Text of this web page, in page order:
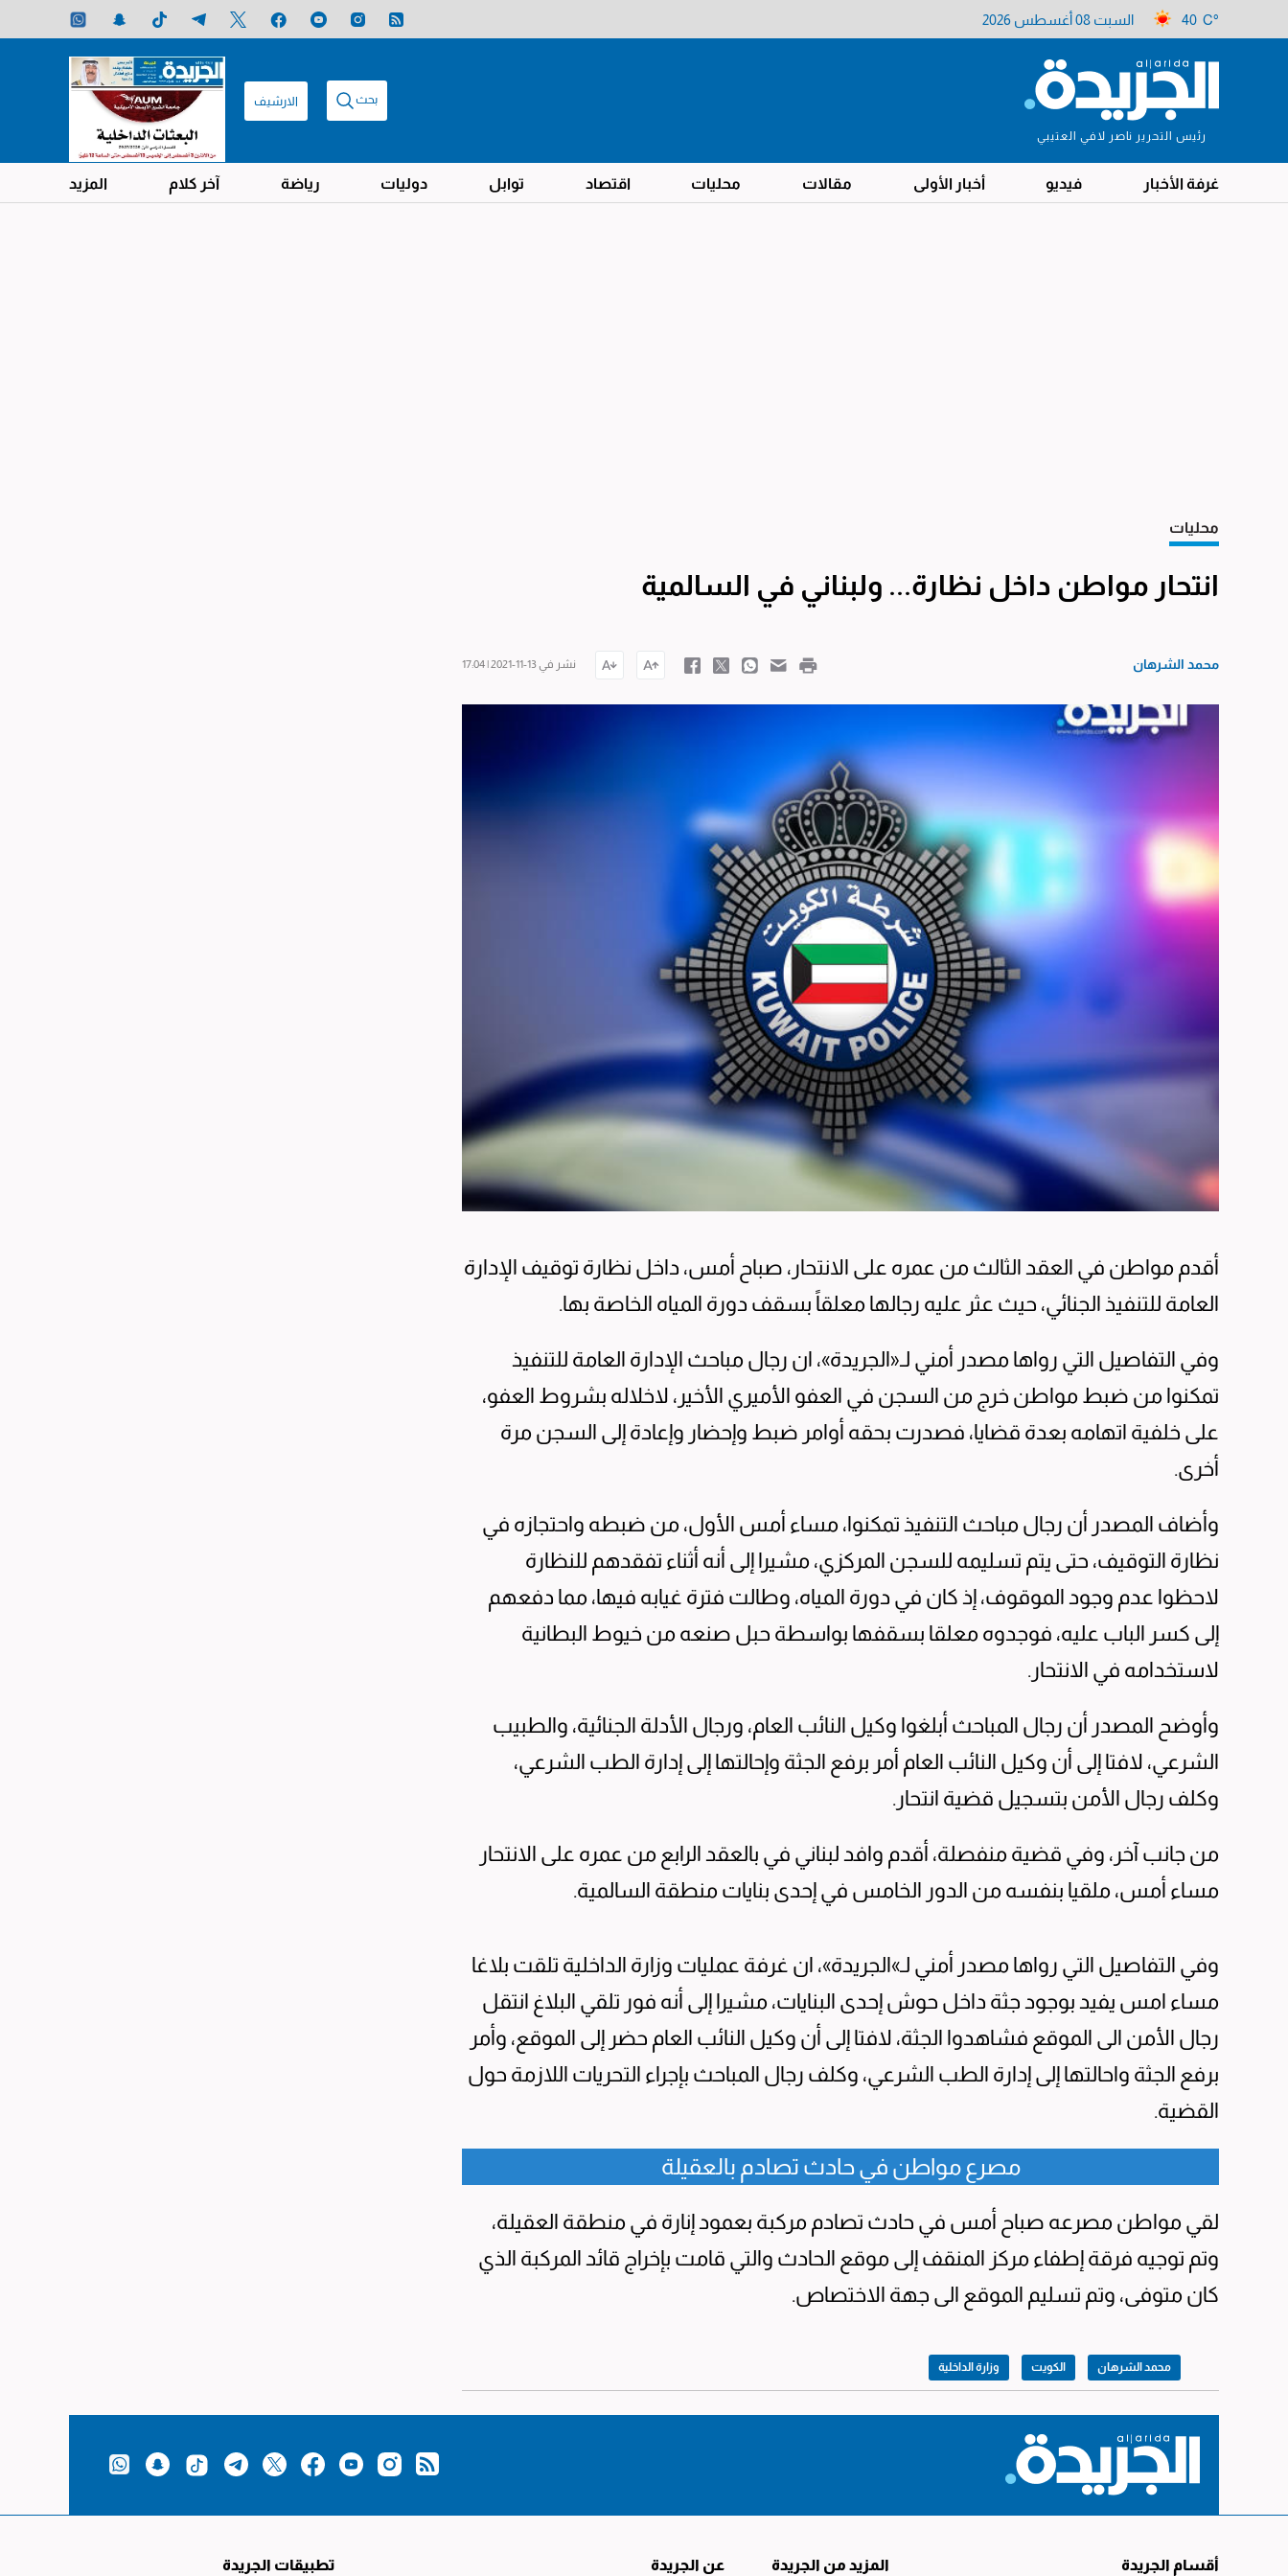
40 C° السبت 08 أغسطس 2026
رئيس التحرير ناصر لافي العتيبي
بحث الارشيف
غرفة الأخبار فيديو أخبار الأولى مقالات محليات اقتصاد توابل دوليات رياضة آخر كلام المزيد
محليات
انتحار مواطن داخل نظارة... ولبناني في السالمية
محمد الشرهان نشر في 13-11-2021 | 17:04
أقدم مواطن في العقد الثالث من عمره على الانتحار، صباح أمس، داخل نظارة توقيف الإدارة
العامة للتنفيذ الجنائي، حيث عثر عليه رجالها معلقاً بسقف دورة المياه الخاصة بها.
وفي التفاصيل التي رواها مصدر أمني لـ«الجريدة»، ان رجال مباحث الإدارة العامة للتنفيذ
تمكنوا من ضبط مواطن خرج من السجن في العفو الأميري الأخير، لاخلاله بشروط العفو،
على خلفية اتهامه بعدة قضايا، فصدرت بحقه أوامر ضبط وإحضار وإعادة إلى السجن مرة
أخرى.
وأضاف المصدر أن رجال مباحث التنفيذ تمكنوا، مساء أمس الأول، من ضبطه واحتجازه في
نظارة التوقيف، حتى يتم تسليمه للسجن المركزي، مشيرا إلى أنه أثناء تفقدهم للنظارة
لاحظوا عدم وجود الموقوف، إذ كان في دورة المياه، وطالت فترة غيابه فيها، مما دفعهم
إلى كسر الباب عليه، فوجدوه معلقا بسقفها بواسطة حبل صنعه من خيوط البطانية
لاستخدامه في الانتحار.
وأوضح المصدر أن رجال المباحث أبلغوا وكيل النائب العام، ورجال الأدلة الجنائية، والطبيب
الشرعي، لافتا إلى أن وكيل النائب العام أمر برفع الجثة وإحالتها إلى إدارة الطب الشرعي،
وكلف رجال الأمن بتسجيل قضية انتحار.
من جانب آخر، وفي قضية منفصلة، أقدم وافد لبناني في بالعقد الرابع من عمره على الانتحار
مساء أمس، ملقيا بنفسه من الدور الخامس في إحدى بنايات منطقة السالمية.
وفي التفاصيل التي رواها مصدر أمني لـ»الجريدة»، ان غرفة عمليات وزارة الداخلية تلقت بلاغا
مساء امس يفيد بوجود جثة داخل حوش إحدى البنايات، مشيرا إلى أنه فور تلقي البلاغ انتقل
رجال الأمن الى الموقع فشاهدوا الجثة، لافتا إلى أن وكيل النائب العام حضر إلى الموقع، وأمر
برفع الجثة واحالتها إلى إدارة الطب الشرعي، وكلف رجال المباحث بإجراء التحريات اللازمة حول
القضية.
مصرع مواطن في حادث تصادم بالعقيلة
لقي مواطن مصرعه صباح أمس في حادث تصادم مركبة بعمود إنارة في منطقة العقيلة،
وتم توجيه فرقة إطفاء مركز المنقف إلى موقع الحادث والتي قامت بإخراج قائد المركبة الذي
كان متوفى، وتم تسليم الموقع الى جهة الاختصاص.
محمد الشرهان الكويت وزارة الداخلية
أقسام الجريدة المزيد من الجريدة عن الجريدة تطبيقات الجريدة